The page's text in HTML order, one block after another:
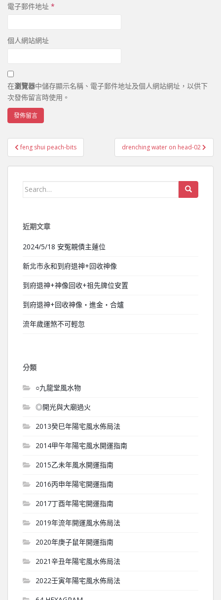
電子郵件地址 *
個人網站網址
在瀏覽器中儲存顯示名稱、電子郵件地址及個人網站網址，以供下
次發佈留言時使用。
文章導覽
feng shui peach-bits drenching water on head-02
Search for:
近期文章
2024/5/18 安冤親債主蓮位
新北市永和到府退神+回收神像
到府退神+神像回收+祖先牌位安置
到府退神+回收神像‧進金‧合爐
流年歲運煞不可輕忽
分類
○九龍堂風水物
◎開光與大廟過火
2013癸巳年陽宅風水佈局法
2014甲午年陽宅風水開運指南
2015乙未年風水開運指南
2016丙申年陽宅開運指南
2017丁酉年陽宅開運指南
2019年流年開運風水佈局法
2020年庚子鼠年開運指南
2021辛丑年陽宅風水佈局法
2022壬寅年陽宅風水佈局法